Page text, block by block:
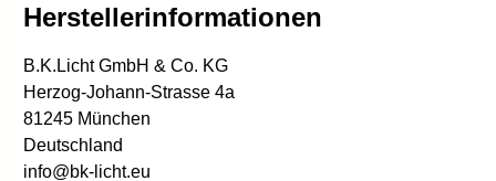
Herstellerinformationen
B.K.Licht GmbH & Co. KG
Herzog-Johann-Strasse 4a
81245 München
Deutschland
info@bk-licht.eu